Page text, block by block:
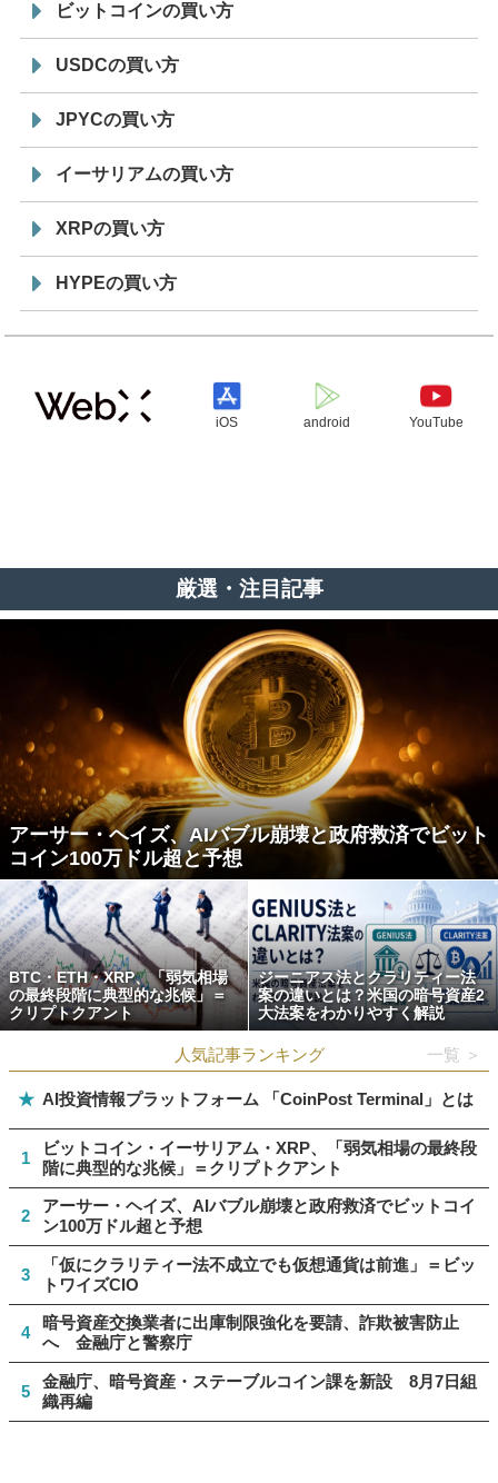
ビットコインの買い方
USDCの買い方
JPYCの買い方
イーサリアムの買い方
XRPの買い方
HYPEの買い方
iOS android YouTube
厳選・注目記事
アーサー・ヘイズ、AIバブル崩壊と政府救済でビット
コイン100万ドル超と予想
BTC・ETH・XRP、「弱気相場
の最終段階に典型的な兆候」＝
クリプトクアント
ジーニアス法とクラリティー法
案の違いとは？米国の暗号資産2
大法案をわかりやすく解説
人気記事ランキング 一覧 ＞
★ AI投資情報プラットフォーム 「CoinPost Terminal」とは
1
ビットコイン・イーサリアム・XRP、「弱気相場の最終段
階に典型的な兆候」＝クリプトクアント
2
アーサー・ヘイズ、AIバブル崩壊と政府救済でビットコイ
ン100万ドル超と予想
3
「仮にクラリティー法不成立でも仮想通貨は前進」＝ビッ
トワイズCIO
4
暗号資産交換業者に出庫制限強化を要請、詐欺被害防止
へ 金融庁と警察庁
5
金融庁、暗号資産・ステーブルコイン課を新設 8月7日組
織再編